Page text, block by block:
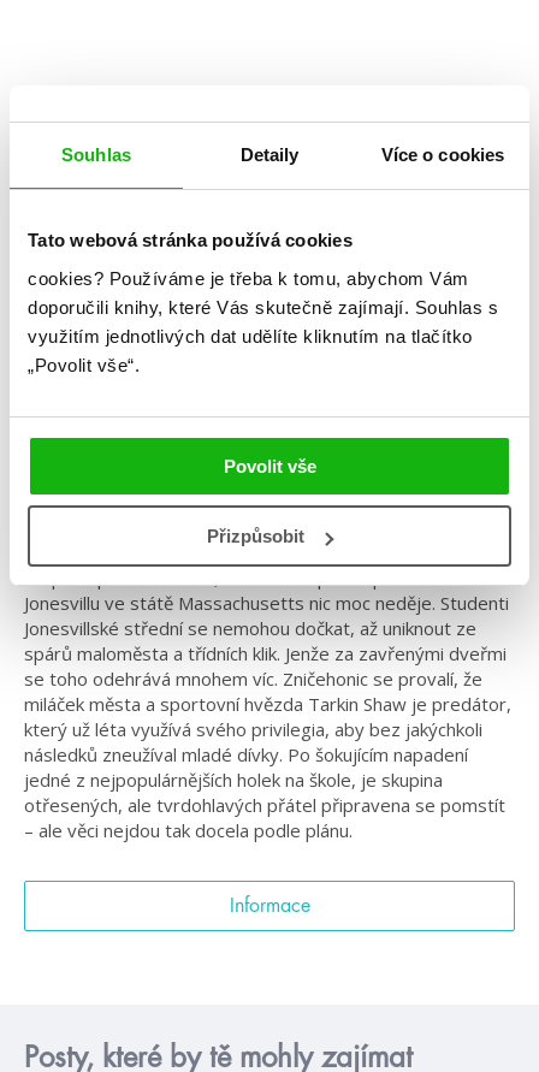
Souhlas Detaily Více o cookies
Tato webová stránka používá cookies
cookies? Používáme je třeba k tomu, abychom Vám
doporučili knihy, které Vás skutečně zajímají. Souhlas s
využitím jednotlivých dat udělíte kliknutím na tlačítko
„Povolit vše“.
Povolit vše
Přizpůsobit
Žánr: Mystery a thrillery
Pošli Fotky
#středníškola
Jonesvillu ve státě Massachusetts nic moc neděje. Studenti
Jonesvillské střední se nemohou dočkat, až uniknout ze
spárů maloměsta a třídních klik. Jenže za zavřenými dveřmi
se toho odehrává mnohem víc. Zničehonic se provalí, že
miláček města a sportovní hvězda Tarkin Shaw je predátor,
který už léta využívá svého privilegia, aby bez jakýchkoli
následků zneužíval mladé dívky. Po šokujícím napadení
jedné z nejpopulárnějších holek na škole, je skupina
otřesených, ale tvrdohlavých přátel připravena se pomstít
– ale věci nejdou tak docela podle plánu.
Informace
Posty, které by tě mohly zajímat